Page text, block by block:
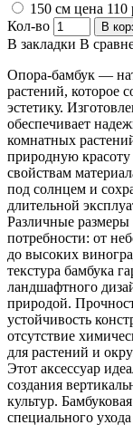
150 см цена 110
Кол-во
В
В закладки В
Опора-бамбук —
растений, которое
эстетику.
обеспечивает
комнатных
природную
свойствам
под солнцем и
длительной
Различные
потребности: от
до высоких
текстура бамбука
ландшафтного
природой.
устойчивость
отсутствие
для растений и
Этот аксессуар
создания
культур.
специального